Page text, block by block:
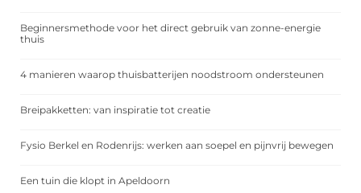
Beginnersmethode voor het direct gebruik van zonne-energie
thuis
4 manieren waarop thuisbatterijen noodstroom ondersteunen
Breipakketten: van inspiratie tot creatie
Fysio Berkel en Rodenrijs: werken aan soepel en pijnvrij bewegen
Een tuin die klopt in Apeldoorn